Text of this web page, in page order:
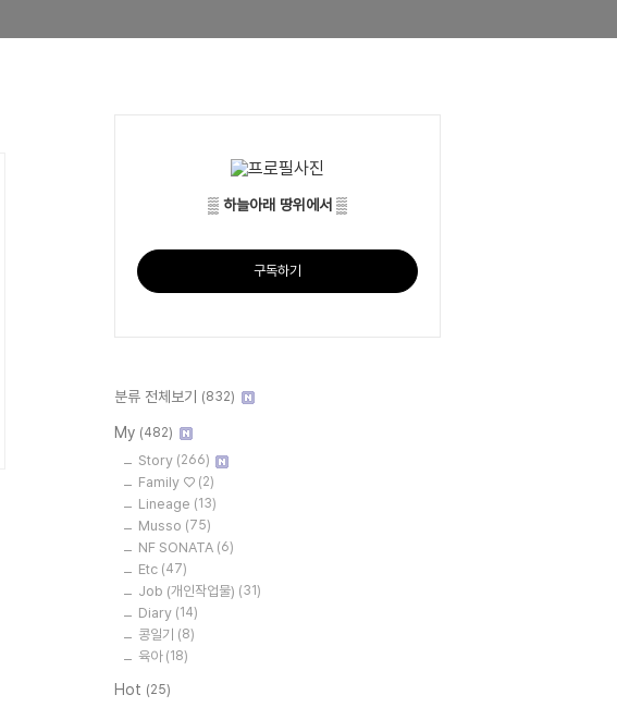
▒ 하늘아래 땅위에서 ▒
구독하기
분류 전체보기 (832)
My (482)
Story (266)
Family ♡ (2)
Lineage (13)
Musso (75)
NF SONATA (6)
Etc (47)
Job (개인작업물) (31)
Diary (14)
콩일기 (8)
육아 (18)
Hot (25)